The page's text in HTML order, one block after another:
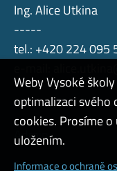
Ing. Alice Utkina
-----
tel.: +420 224 095
Admin
Cookies a ochrana
Weby Vysoké
optimalizaci svého
cookies. Prosíme
uložením.
Informace o ochraně